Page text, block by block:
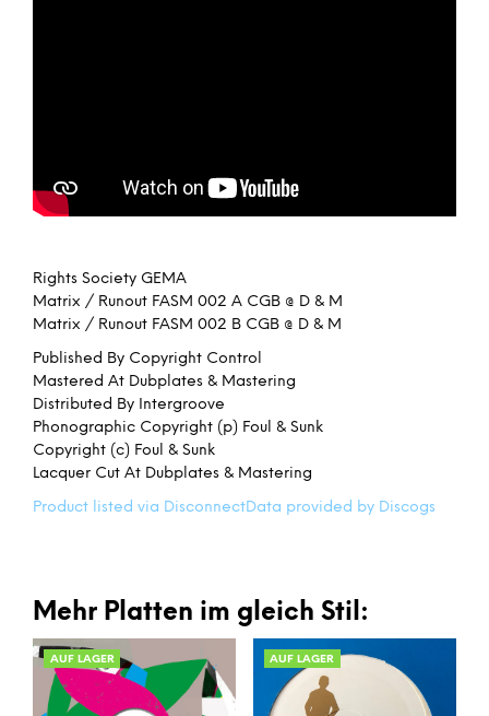
Rights Society GEMA
Matrix / Runout FASM 002 A CGB @ D & M
Matrix / Runout FASM 002 B CGB @ D & M
Published By Copyright Control
Mastered At Dubplates & Mastering
Distributed By Intergroove
Phonographic Copyright (p) Foul & Sunk
Copyright (c) Foul & Sunk
Lacquer Cut At Dubplates & Mastering
Product listed via DisconnectData provided by Discogs
Mehr Platten im gleich Stil:
AUF LAGER AUF LAGER